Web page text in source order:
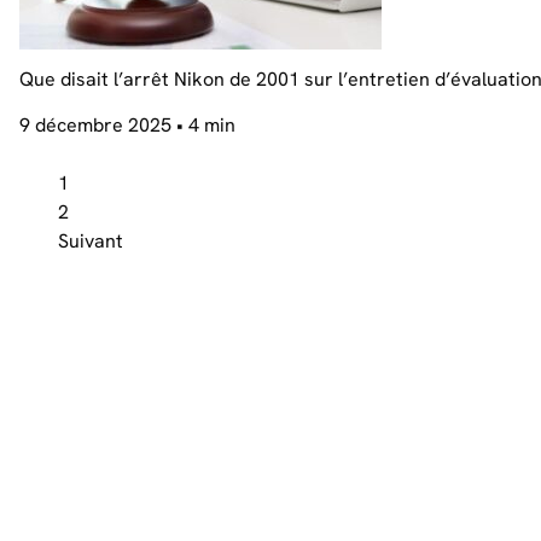
Que disait l’arrêt Nikon de 2001 sur l’entretien
9 décembre 2025 • 4 min
1
2
Suivant